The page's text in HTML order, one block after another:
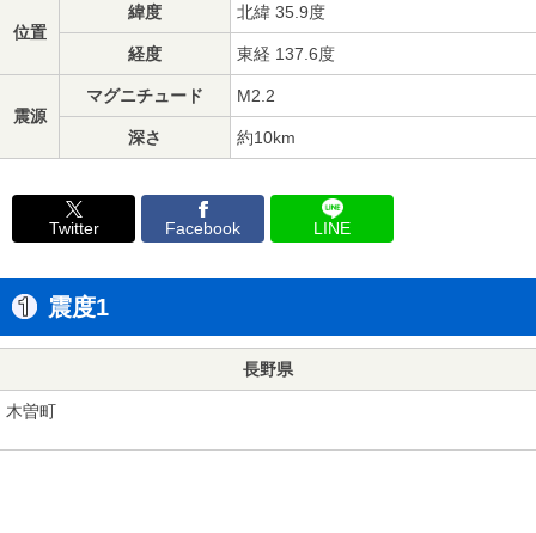
位置
緯度 北緯 35.9度
経度 東経 137.6度
震源
マグニチュード M2.2
深さ 約10km
Twitter Facebook LINE
震度1
長野県
木曽町